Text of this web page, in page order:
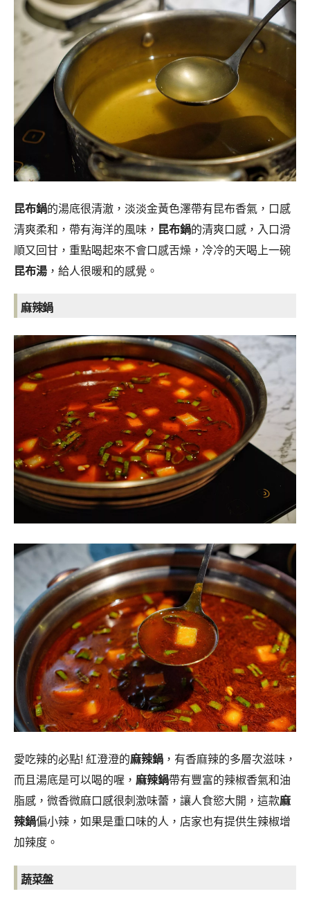
昆布鍋的湯底很清澈，淡淡金黃色澤帶有昆布香氣，口感
清爽柔和，帶有海洋的風味， 昆布鍋的清爽口感，入口滑
順又回甘，重點喝起來不會口感舌燥，冷冷的天喝上一碗
昆布湯 ，給人很暖和的感覺。
麻辣鍋
愛吃辣的必點! 紅澄澄的麻辣鍋 ，有香麻辣的多層次滋味，
而且湯底是可以喝的喔， 麻辣鍋帶有豐富的辣椒香氣和油
脂感，微香微麻口感很刺激味蕾，讓人食慾大開，這款麻
辣鍋偏小辣，如果是重口味的人，店家也有提供生辣椒增
加辣度。
蔬菜盤